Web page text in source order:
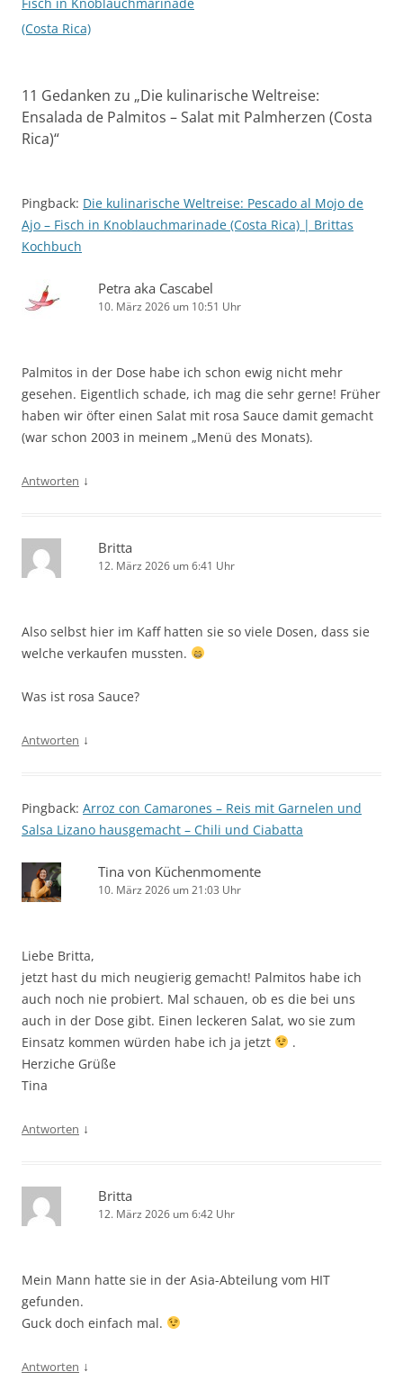
(Costa Rica)
11 Gedanken zu „Die kulinarische Weltreise:
Ensalada de Palmitos – Salat mit Palmherzen (Costa
Rica)“
Pingback: Die kulinarische Weltreise: Pescado al Mojo de
Ajo – Fisch in Knoblauchmarinade (Costa Rica) | Brittas
Kochbuch
Petra aka Cascabel
10. März 2026 um 10:51 Uhr
Palmitos in der Dose habe ich schon ewig nicht mehr
gesehen. Eigentlich schade, ich mag die sehr gerne! Früher
haben wir öfter einen Salat mit rosa Sauce damit gemacht
(war schon 2003 in meinem „Menü des Monats).
Antworten ↓
Britta
12. März 2026 um 6:41 Uhr
Also selbst hier im Kaff hatten sie so viele Dosen, dass sie
welche verkaufen mussten.
Was ist rosa Sauce?
Antworten ↓
Pingback: Arroz con Camarones – Reis mit Garnelen und
Salsa Lizano hausgemacht – Chili und Ciabatta
Tina von Küchenmomente
10. März 2026 um 21:03 Uhr
Liebe Britta,
jetzt hast du mich neugierig gemacht! Palmitos habe ich
auch noch nie probiert. Mal schauen, ob es die bei uns
auch in der Dose gibt. Einen leckeren Salat, wo sie zum
Einsatz kommen würden habe ich ja jetzt
.
Herziche Grüße
Tina
Antworten ↓
Britta
12. März 2026 um 6:42 Uhr
Mein Mann hatte sie in der Asia-Abteilung vom HIT
gefunden.
Guck doch einfach mal.
Antworten ↓